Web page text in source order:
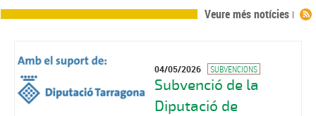
Veure més notícies
04/05/2026 SUBVENCIONS
Subvenció de la
Diputació de